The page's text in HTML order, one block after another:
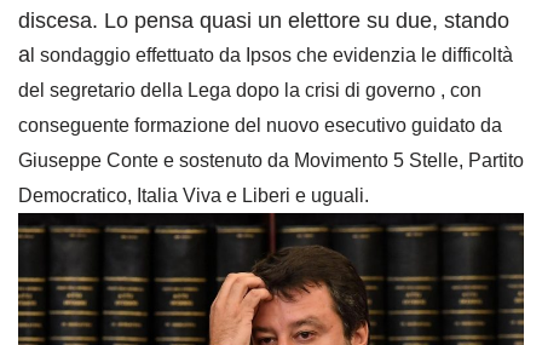
discesa. Lo pensa quasi un elettore su due, stando
a l sondaggio effettuato da Ipsos che evidenzia le difficoltà
del segretario della Lega dopo la crisi di governo , con
conseguente formazione del nuovo esecutivo guidato da
Giuseppe Conte e sostenuto da Movimento 5 Stelle, Partito
Democratico, Italia Viva e Liberi e uguali.